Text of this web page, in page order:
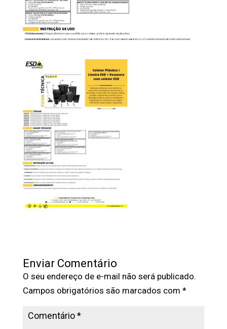
Enviar Comentário
O seu endereço de e-mail não será publicado.
Campos obrigatórios são marcados com *